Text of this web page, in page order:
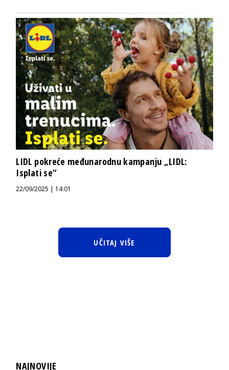
LIDL pokreće međunarodnu kampanju „LIDL:
Isplati se“
22/09/2025 | 14:01
UČITAJ VIŠE
NAJNOVIJE